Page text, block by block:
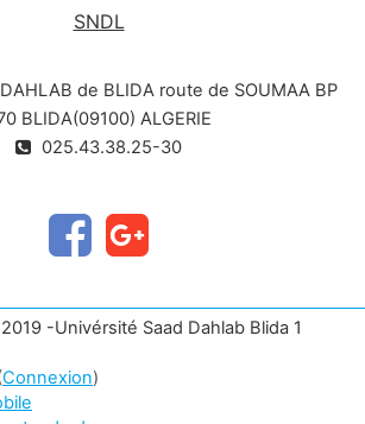
SNDL
de BLIDA route de SOUMAA BP
BLIDA(09100) ALGERIE
025.43.38.25-30
-Univérsité Saad Dahlab Blida 1
Connexion)